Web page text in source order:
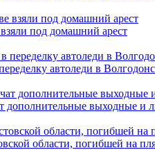
под домашний арест
автоледи в
дополнительные выходные и
области, погибшей на